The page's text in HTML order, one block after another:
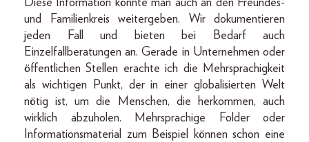
Diese Information könnte man auch an den Freundes-
und Familienkreis weitergeben. Wir dokumentieren
jeden Fall und bieten bei Bedarf auch
Einzelfallberatungen an. Gerade in Unternehmen oder
öffentlichen Stellen erachte ich die Mehrsprachigkeit
als wichtigen Punkt, der in einer globalisierten Welt
nötig ist, um die Menschen, die herkommen, auch
wirklich abzuholen. Mehrsprachige Folder oder
Informationsmaterial zum Beispiel können schon eine